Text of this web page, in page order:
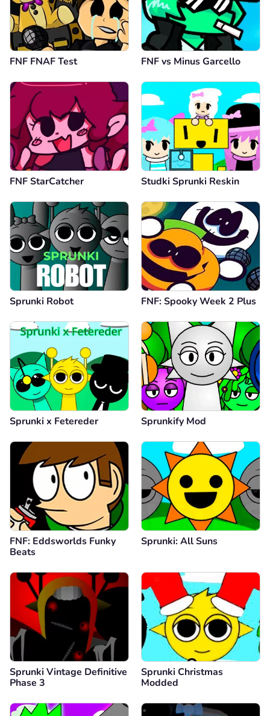
FNF FNAF Test FNF vs Minus Garcello
FNF StarCatcher Studki Sprunki Reskin
Sprunki Robot FNF: Spooky Week 2 Plus
Sprunki x Fetereder Sprunkify Mod
FNF: Eddsworlds Funky
Beats
Sprunki: All Suns
Sprunki Vintage Definitive
Phase 3
Sprunki Christmas
Modded